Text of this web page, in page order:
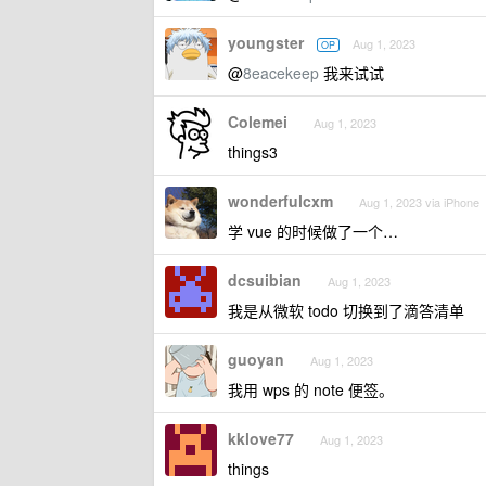
youngster OP Aug 1, 2023
@8eacekeep 我来试试
Colemei Aug 1, 2023
things3
wonderfulcxm Aug 1, 2023 via iPhone
学 vue 的时候做了一个…
dcsuibian Aug 1, 2023
我是从微软 todo 切换到了滴答清单
guoyan Aug 1, 2023
我用 wps 的 note 便签。
kklove77 Aug 1, 2023
things